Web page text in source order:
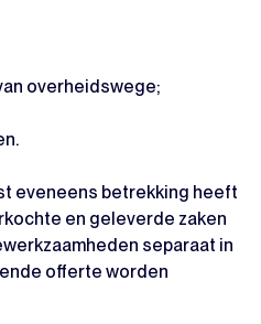
overheidswege;
eveneens betrekking heeft
en geleverde zaken
separaat in
offerte worden